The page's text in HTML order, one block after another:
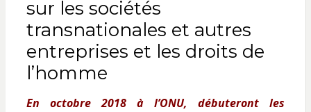
sur les sociétés
transnationales et autres
entreprises et les droits de
l’homme
En octobre 2018 à l’ONU, débuteront les